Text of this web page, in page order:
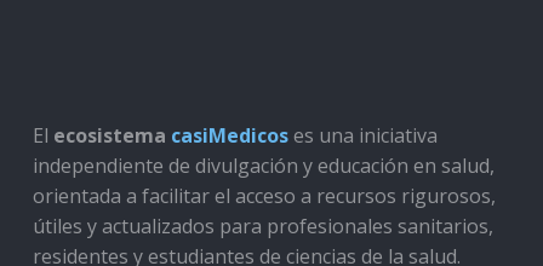
El ecosistema casiMedicoses una iniciativa
independiente de divulgación y educación en salud,
orientada a facilitar el acceso a recursos rigurosos,
útiles y actualizados para profesionales sanitarios,
residentes y estudiantes de ciencias de la salud.